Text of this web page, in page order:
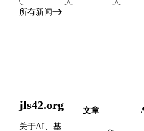
所有新闻
jls42.org
关于AI、基
文章